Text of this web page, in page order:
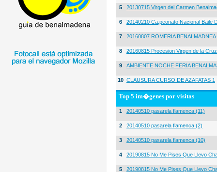
5 20130715 Virgen del Carmen
6 20140210 Ca,peonato Nacional Baile
7 20160807 ROMERIA
8 20160815 Procesion Virgen de la
9 AMBIENTE NOCHE FERIA
10 CLAUSURA CURSO DE AZAFATAS 1
Top 5 im�genes por visitas
1 20140510 pasarela flamenca (11)
2 20140510 pasarela flamenca (2)
3 20140510 pasarela flamenca (10)
4 20190815 No Me Pises Que Llevo
5 20190815 No Me Pises Que Llevo